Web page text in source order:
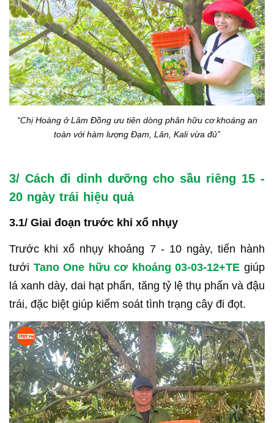
“Chị Hoàng ở Lâm Đồng ưu tiên dòng phân hữu cơ khoáng an
toàn với hàm lượng Đạm, Lân, Kali vừa đủ”
3/ Cách đi dinh dưỡng cho sầu riêng 15 -
20 ngày trái hiệu quả
3.1/ Giai đoạn trước khi xổ nhụy
Trước khi xổ nhụy khoảng 7 - 10 ngày, tiến hành
tưới Tano One hữu cơ khoáng 03-03-12+TE giúp
lá xanh dày, dai hạt phấn, tăng tỷ lệ thụ phấn và đậu
trái, đặc biệt giúp kiểm soát tình trạng cây đi đọt.